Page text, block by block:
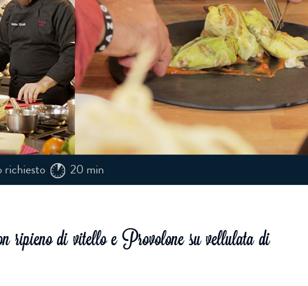
richiesto 20 min
ripieno di vitello e Provolone su vellulata di